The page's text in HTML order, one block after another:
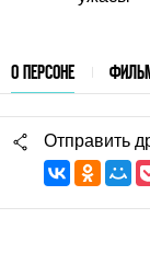
О ПЕРСОНЕ
Отправить